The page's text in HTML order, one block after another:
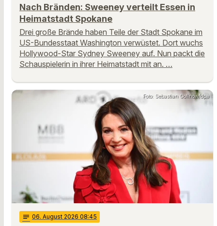
Nach Bränden: Sweeney verteilt Essen in
Heimatstadt Spokane
Drei große Brände haben Teile der Stadt Spokane im
US-Bundesstaat Washington verwüstet. Dort wuchs
Hollywood-Star Sydney Sweeney auf. Nun packt die
Schauspielerin in ihrer Heimatstadt mit an. …
Foto: Sebastian Gollnow/dpa
notes 06. August 2026 08:45